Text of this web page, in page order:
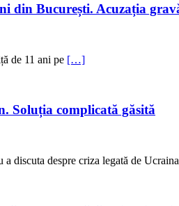
din București. Acuzația
de 11 ani pe […]
Soluția complicată găsită
discuta despre criza legată de